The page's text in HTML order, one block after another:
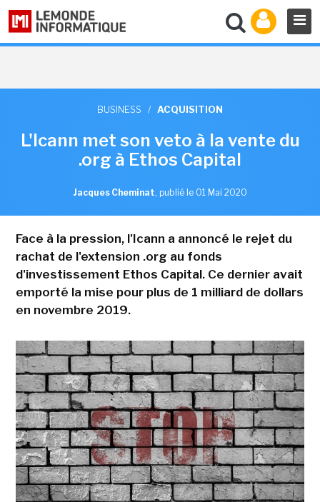
BUSINESS / ACQUISITION
L'Icann met son veto à la vente du
.org à Ethos Capital
Jacques Cheminat, publié le 01 Mai 2020
Face à la pression, l'Icann a annoncé le rejet du
rachat de l'extension .org au fonds
d'investissement Ethos Capital. Ce dernier avait
emporté la mise pour plus de 1 milliard de dollars
en novembre 2019.